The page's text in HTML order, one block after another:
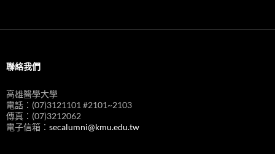
聯絡我們
高雄醫學大學
電話：(07)3121101 #2101~2103
傳真：(07)3212062
電子信箱： secalumni@kmu.edu.tw